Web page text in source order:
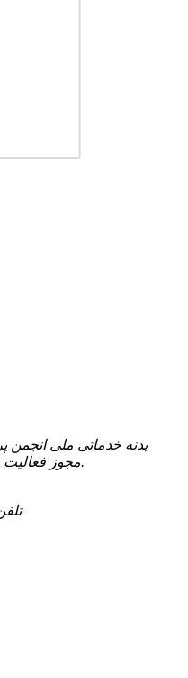
بدنه خدماتی ملی انجمن
مجوز فعالیت 31438 در کشور ایران فعال می‌باشد.